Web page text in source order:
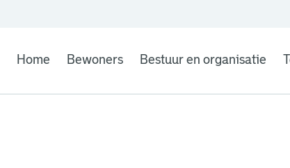
Home Bewoners Bestuur en organisatie